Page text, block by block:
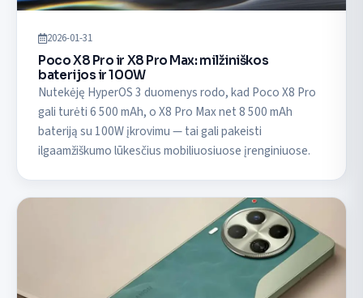
2026-01-31
Poco X8 Pro ir X8 Pro Max: milžiniškos
baterijos ir 100W
Nutekėję HyperOS 3 duomenys rodo, kad Poco X8 Pro
gali turėti 6 500 mAh, o X8 Pro Max net 8 500 mAh
bateriją su 100W įkrovimu — tai gali pakeisti
ilgaamžiškumo lūkesčius mobiliuosiuose įrenginiuose.